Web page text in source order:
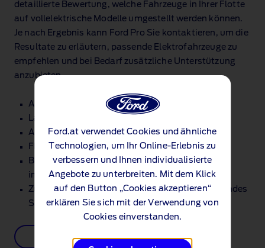
Ford.at verwendet Cookies und ähnliche
Technologien, um Ihr Online-Erlebnis zu
verbessern und Ihnen individualisierte
Angebote zu unterbreiten. Mit dem Klick
auf den Button „Cookies akzeptieren“
erklären Sie sich mit der Verwendung von
Cookies einverstanden.
detaillierte Bewertung, welche Fahrzeuge in Ihrer Flotte
auf vollelektrische Modelle umgestellt werden können.
Je nach Ergebnis kann Ford Pro Sie kontaktieren, um die
Resultate zu erläutern, passende Elektrofahrzeuge zu
empfehlen und bei Bedarf zusätzliche Unterstützung
anzubieten.
Allgemeine Empfehlung für den Umstieg
Ladeprognose je Monat
Aufschlüsselung der täglichen Ladevorgänge
Flottenbewertung (ein oder mehrere Fahrzeuge)
Basierend auf realen Fahrzeugdaten über das
integrierte Modem
Zunehmende Datengenauigkeit durch fortlaufendes
Sammeln von Telematikdaten
Jetzt starten